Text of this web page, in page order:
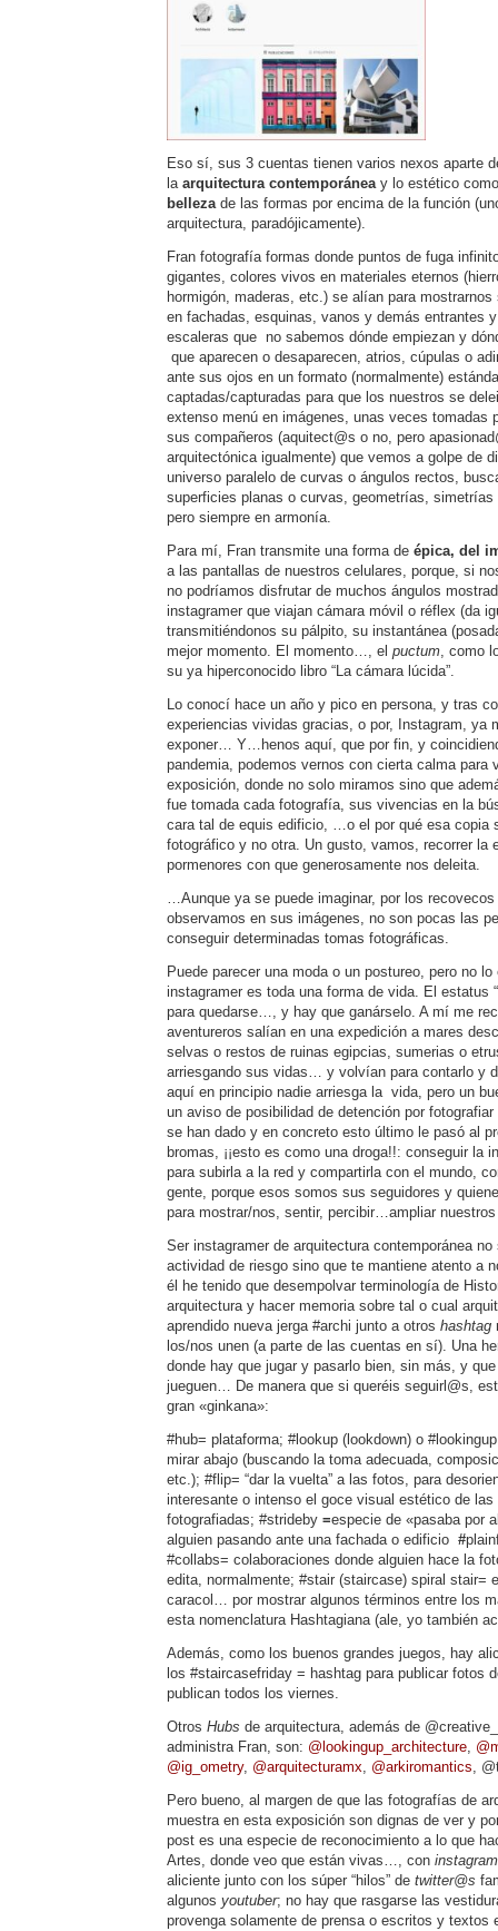
Eso sí, sus 3 cuentas tienen varios nexos aparte
la arquitectura contemporánea y lo estético
belleza de las formas por encima de la función
arquitectura, paradójicamente).
Fran fotografía formas donde puntos de fuga
gigantes, colores vivos en materiales eternos
hormigón, maderas, etc.) se alían para
en fachadas, esquinas, vanos y demás entrantes
escaleras que no sabemos dónde empiezan y
que aparecen o desaparecen, atrios, cúpulas o
ante sus ojos en un formato (normalmente)
captadas/capturadas para que los nuestros se
extenso menú en imágenes, unas veces tomadas
sus compañeros (aquitect@s o no, pero
arquitectónica igualmente) que vemos a golpe de
universo paralelo de curvas o ángulos rectos,
superficies planas o curvas, geometrías,
pero siempre en armonía.
Para mí, Fran transmite una forma de épica, del
a las pantallas de nuestros celulares, porque, si
no podríamos disfrutar de muchos ángulos
instagramer que viajan cámara móvil o réflex (da
transmitiéndonos su pálpito, su instantánea
mejor momento. El momento…, el puctum , como
su ya hiperconocido libro “La cámara lúcida”.
Lo conocí hace un año y pico en persona, y tras
experiencias vividas gracias, o por, Instagram, ya
exponer… Y…henos aquí, que por fin, y
pandemia, podemos vernos con cierta calma para
exposición, donde no solo miramos sino que
fue tomada cada fotografía, sus vivencias en la
cara tal de equis edificio, …o el por qué esa copia
fotográfico y no otra. Un gusto, vamos, recorrer la
pormenores con que generosamente nos deleita.
…Aunque ya se puede imaginar, por los
observamos en sus imágenes, no son pocas las
conseguir determinadas tomas fotográficas.
Puede parecer una moda o un postureo, pero no
instagramer es toda una forma de vida. El estatus
para quedarse…, y hay que ganárselo. A mí me
aventureros salían en una expedición a mares
selvas o restos de ruinas egipcias, sumerias o
arriesgando sus vidas… y volvían para contarlo y
aquí en principio nadie arriesga la vida, pero un
un aviso de posibilidad de detención por
se han dado y en concreto esto último le pasó al
bromas, ¡¡esto es como una droga!!: conseguir la
para subirla a la red y compartirla con el mundo,
gente, porque esos somos sus seguidores y
para mostrar/nos, sentir, percibir…ampliar
Ser instagramer de arquitectura contemporánea
actividad de riesgo sino que te mantiene atento a
él he tenido que desempolvar terminología de
arquitectura y hacer memoria sobre tal o cual
aprendido nueva jerga #archi junto a otros hashtag
los/nos unen (a parte de las cuentas en sí). Una
donde hay que jugar y pasarlo bien, sin más, y
jueguen… De manera que si queréis seguirl@s,
gran «ginkana»:
#hub= plataforma; #lookup (lookdown) o
mirar abajo (buscando la toma adecuada,
etc.); #flip= “dar la vuelta” a las fotos, para
interesante o intenso el goce visual estético de
fotografiadas; #strideby =especie de «pasaba por
alguien pasando ante una fachada o edificio #
#collabs= colaboraciones donde alguien hace la
edita, normalmente; #stair (staircase) spiral stair=
caracol… por mostrar algunos términos entre los
esta nomenclatura Hashtagiana (ale, yo también
Además, como los buenos grandes juegos, hay
los #staircasefriday = hashtag para publicar fotos
publican todos los viernes.
Otros Hubs de arquitectura, además de
administra Fran, son: @lookingup_architecture
@ig_ometry, @arquitecturamx @arkiromantics ,
Pero bueno, al margen de que las fotografías de
muestra en esta exposición son dignas de ver y
post es una especie de reconocimiento a lo que
Artes, donde veo que están vivas…, con
aliciente junto con los súper “hilos” de twitter@s
algunos youtuber; no hay que rasgarse las
provenga solamente de prensa o escritos y textos